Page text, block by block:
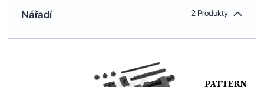
Nářadí 2 Produkty